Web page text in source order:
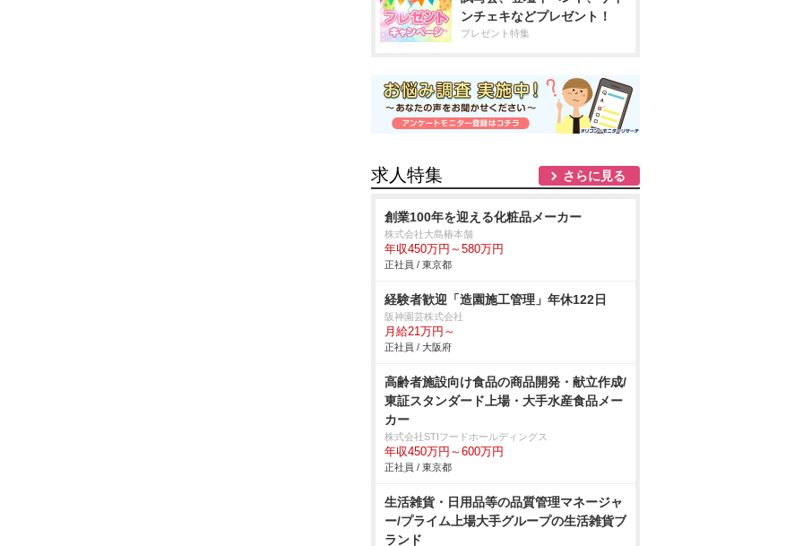
ンチェキなどプレゼント！
プレゼント特集
求人特集 さらに見る
創業100年を迎える化粧品メーカー
株式会社大島椿本舗
年収450万円～580万円
正社員 / 東京都
経験者歓迎「造園施工管理」年休122日
阪神園芸株式会社
月給21万円～
正社員 / 大阪府
高齢者施設向け食品の商品開発・献立作成/
東証スタンダード上場・大手水産食品メー
カー
株式会社STIフードホールディングス
年収450万円～600万円
正社員 / 東京都
生活雑貨・日用品等の品質管理マネージャ
ー/プライム上場大手グループの生活雑貨ブ
ランド